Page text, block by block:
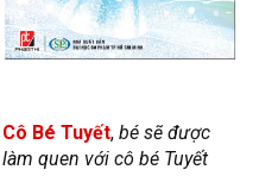
Cô Bé Tuyết, bé sẽ được
làm quen với cô bé Tuyết